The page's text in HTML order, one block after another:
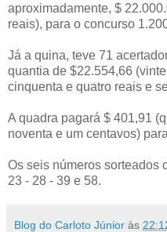
aproximadamente, $
reais), para o concurso
Já a quina, teve 71
quantia de $22.554,66
cinquenta e quatro reais e
A quadra pagará $ 401,91
noventa e um centavos)
Os seis números sorteados
23 - 28 - 39 e 58.
Blog do Carloto Júnior às